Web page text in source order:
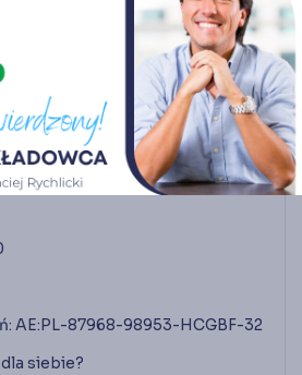
AE:PL-87968-98953-HCGBF-32
siebie?